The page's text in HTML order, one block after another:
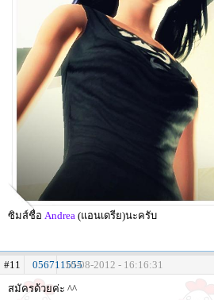
ซิมส์ชื่อ Andrea (แอนเดรีย)นะครับ
#11 05671155510-08-2012 - 16:16:31
สมัครด้วยค่ะ ^^